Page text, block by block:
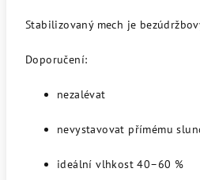
Stabilizovaný mech je
Doporučení:
nezalévat
nevystavovat přímému
ideální vlhkost 40–60 %